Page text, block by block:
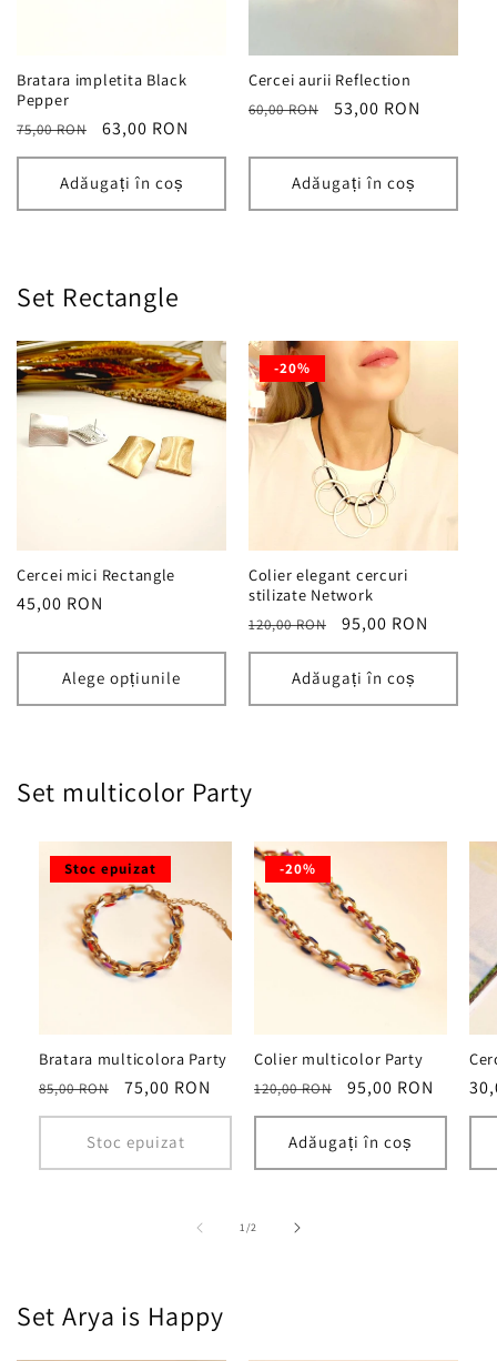
Bratara impletita Black
Pepper
Preț
obișnuit
75,00 RON
Preț
redus
63,00 RON
Adăugați în coș
Cercei aurii Reflection
Preț
60,00 RON
Preț
53,00 RON
Adăugați în coș
Set Rectangle
Cercei mici Rectangle
Preț
45,00 RON
Alege opțiunile
-20%
Colier elegant cercuri
stilizate Network
Preț
obișnuit
120,00 RON
Preț
redus
95,00 RON
Adăugați în coș
Set multicolor Party
Stoc epuizat
Bratara multicolora Party
Preț
obișnuit
85,00 RON
Preț
redus
75,00 RON
Stoc epuizat
-20%
Colier multicolor Party
Preț
obișnuit
120,00 RON
Preț
redus
95,00 RON
Adăugați în coș
1/din
2
Set Arya is Happy